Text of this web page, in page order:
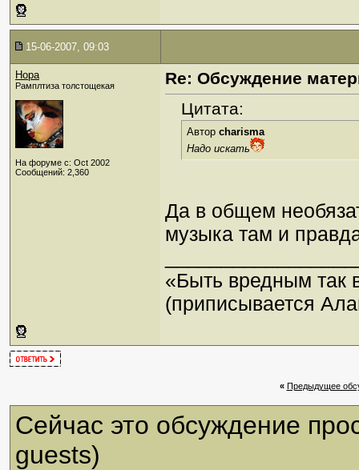
15-06-2007, 09:03
Нора
Рамплтиза толстощекая
На форуме с: Oct 2002
Сообщений: 2,360
Re: Обсуждение
Цитата:
Автор charisma
Надо искать
Да в общем
музыка там и
«Быть вредным так
(приписывается
« Предыдущее
Сейчас это обсуждение
guests)